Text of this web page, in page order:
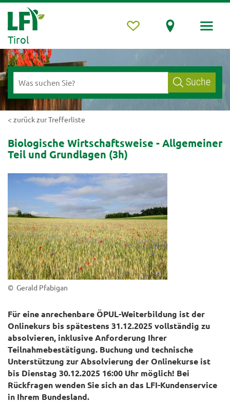
Tirol
Suche
< zurück zur Trefferliste
Biologische Wirtschaftsweise - Allgemeiner
Teil und Grundlagen (3h)
© Gerald Pfabigan
Für eine anrechenbare ÖPUL-Weiterbildung ist der
Onlinekurs bis spätestens 31.12.2025 vollständig zu
absolvieren, inklusive Anforderung Ihrer
Teilnahmebestätigung. Buchung und technische
Unterstützung zur Absolvierung der Onlinekurse ist
bis Dienstag 30.12.2025 16:00 Uhr möglich! Bei
Rückfragen wenden Sie sich an das LFI-Kundenservice
in Ihrem Bundesland.